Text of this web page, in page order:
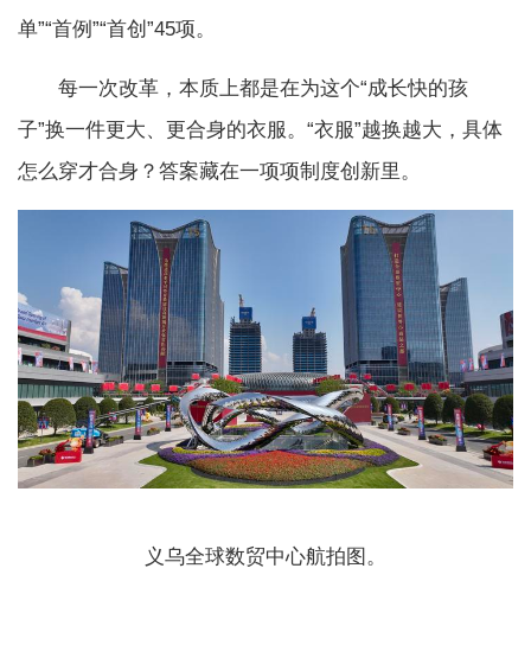
单”“首例”“首创”45项。
每一次改革，本质上都是在为这个“成长快的孩
子”换一件更大、更合身的衣服。“衣服”越换越大，具体
怎么穿才合身？答案藏在一项项制度创新里。
义乌全球数贸中心航拍图。